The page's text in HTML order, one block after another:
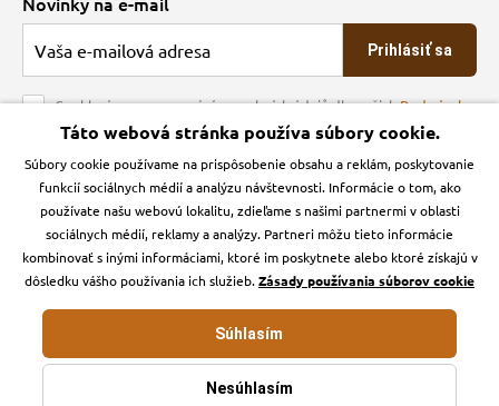
O spoločnosti
Veľkoobchod
Obchodné podmienky
Kontakt
Podmienky ochrany osobných údajov
Zásady používanie cookies a Google Analytics
Prihlásiť sa
Souhlasím se zpracováním osobních údajů dle našichPodmínek
ochrany osobních údajů
Krmiva Pučálka na sociálnych sieťach
Instagran Facebook
E-shop vytvorila
Táto webová stránka používa súbory cookie.
Súbory cookie používame na prispôsobenie obsahu a reklám, poskytovanie
funkcií sociálnych médií a analýzu návštevnosti. Informácie o tom, ako
používate našu webovú lokalitu, zdieľame s našimi partnermi v oblasti
sociálnych médií, reklamy a analýzy. Partneri môžu tieto informácie
kombinovať s inými informáciami, ktoré im poskytnete alebo ktoré získajú v
dôsledku vášho používania ich služieb.Zásady používania súborov cookie
Nesúhlasím
Súhlasím